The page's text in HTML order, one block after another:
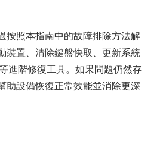
按照本指南中的故障排除方法解
裝置、清除鍵盤快取、更新系統
進階修復工具。如果問題仍然存
助設備恢復正常效能並消除更深